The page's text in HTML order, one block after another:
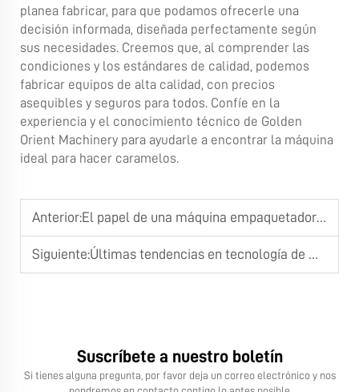
planea fabricar, para que podamos ofrecerle una
decisión informada, diseñada perfectamente según
sus necesidades. Creemos que, al comprender las
condiciones y los estándares de calidad, podemos
fabricar equipos de alta calidad, con precios
asequibles y seguros para todos. Confíe en la
experiencia y el conocimiento técnico de Golden
Orient Machinery para ayudarle a encontrar la máquina
ideal para hacer caramelos.
Anterior:El papel de una máquina empaquetadora de caramelos en la fabricación a gran escala
Siguiente:Últimas tendencias en tecnología de máquinas para empaquetado de caramelos
Suscríbete a nuestro boletín
Si tienes alguna pregunta, por favor deja un correo electrónico y nos